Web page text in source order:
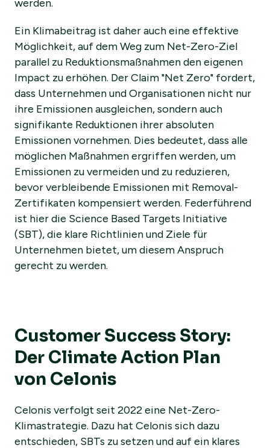
werden.
Ein Klimabeitrag ist daher auch eine effektive
Möglichkeit, auf dem Weg zum Net-Zero-Ziel
parallel zu Reduktionsmaßnahmen den eigenen
Impact zu erhöhen. Der Claim "Net Zero" fordert,
dass Unternehmen und Organisationen nicht nur
ihre Emissionen ausgleichen, sondern auch
signifikante Reduktionen ihrer absoluten
Emissionen vornehmen. Dies bedeutet, dass alle
möglichen Maßnahmen ergriffen werden, um
Emissionen zu vermeiden und zu reduzieren,
bevor verbleibende Emissionen mit Removal-
Zertifikaten kompensiert werden. Federführend
ist hier die Science Based Targets Initiative
(SBT), die klare Richtlinien und Ziele für
Unternehmen bietet, um diesem Anspruch
gerecht zu werden.
Customer Success Story:
Der Climate Action Plan
von Celonis
Celonis verfolgt seit 2022 eine Net-Zero-
Klimastrategie. Dazu hat Celonis sich dazu
entschieden, SBTs zu setzen und auf ein klares